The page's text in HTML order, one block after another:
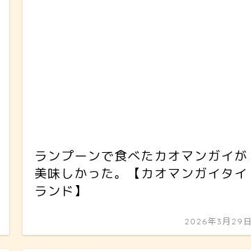
ランプーンで食べたカオマンガイが
美味しかった。【カオマンガイタイ
ランド】
2026年3月29日